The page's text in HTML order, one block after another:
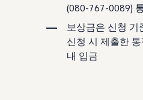
(080-767-0089)
보상금은 신청 기
신청 시 제출한
내 입금